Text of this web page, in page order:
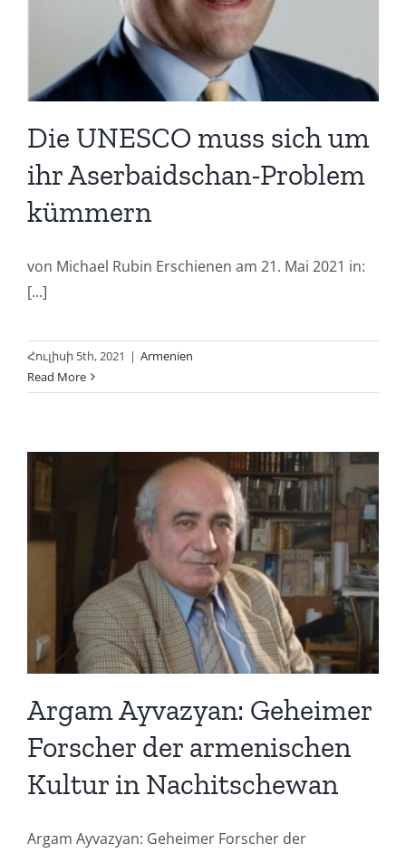
Die UNESCO muss sich um
ihr Aserbaidschan-Problem
kümmern
von Michael Rubin Erschienen am 21. Mai 2021 in:
[...]
Հուլիսի 5th, 2021 | Armenien
Read More
Argam Ayvazyan: Geheimer
Forscher der armenischen
Kultur in Nachitschewan
Argam Ayvazyan: Geheimer Forscher der